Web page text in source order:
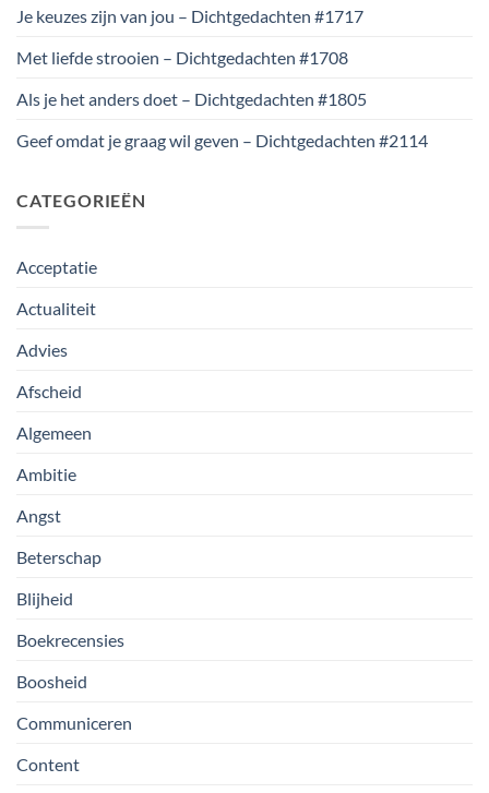
Je keuzes zijn van jou – Dichtgedachten #1717
Met liefde strooien – Dichtgedachten #1708
Als je het anders doet – Dichtgedachten #1805
Geef omdat je graag wil geven – Dichtgedachten #2114
CATEGORIEËN
Acceptatie
Actualiteit
Advies
Afscheid
Algemeen
Ambitie
Angst
Beterschap
Blijheid
Boekrecensies
Boosheid
Communiceren
Content